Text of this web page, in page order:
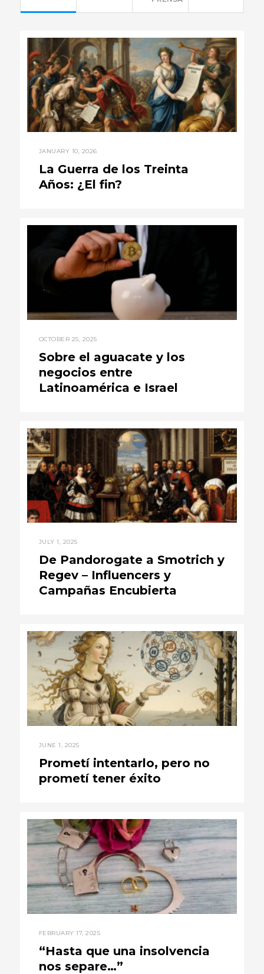
JANUARY 10, 2026
La Guerra de los Treinta
Años: ¿El fin?
OCTOBER 25, 2025
Sobre el aguacate y los
negocios entre
Latinoamérica e Israel
JULY 1, 2025
De Pandorogate a Smotrich y
Regev – Influencers y
Campañas Encubierta
JUNE 1, 2025
Prometí intentarlo, pero no
prometí tener éxito
FEBRUARY 17, 2025
“Hasta que una insolvencia
nos separe…”